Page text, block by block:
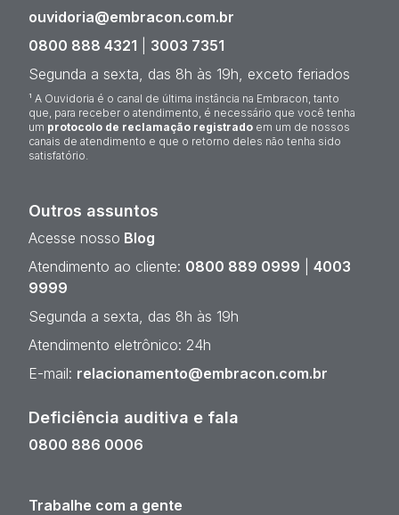
ouvidoria@embracon.com.br
0800 888 4321
3003 7351
Segunda a sexta, das 8h às 19h, exceto feriados
¹ A Ouvidoria é o canal de última instância na Embracon, tanto
que, para receber o atendimento, é necessário que você tenha
um protocolo de reclamação registrado em um de nossos
canais de atendimento e que o retorno deles não tenha sido
satisfatório.
Outros assuntos
Acesse nosso Blog
Atendimento ao cliente: 0800 889 0999
4003
9999
Segunda a sexta, das 8h às 19h
Atendimento eletrônico: 24h
E-mail: relacionamento@embracon.com.br
Deficiência auditiva e fala
0800 886 0006
Trabalhe com a gente